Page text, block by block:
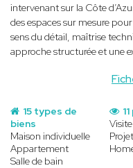
intervenant sur la Côte
des espaces sur mesure
sens du détail, maîtrise
approche structurée et une
15 types de
biens
Maison individuelle
Appartement
Salle de bain